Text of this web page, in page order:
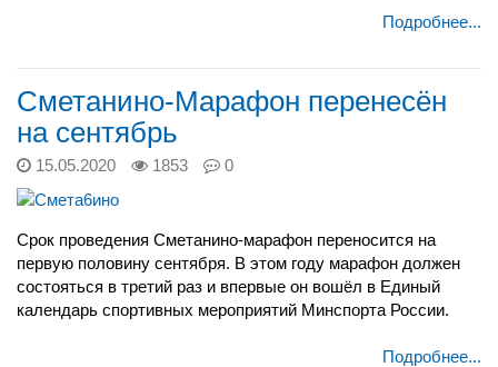
Подробнее...
Сметанино-Марафон перенесён
на сентябрь
15.05.2020 1853 0
Срок проведения Сметанино-марафон переносится на
первую половину сентября. В этом году марафон должен
состояться в третий раз и впервые он вошёл в Единый
календарь спортивных мероприятий Минспорта России.
Подробнее...